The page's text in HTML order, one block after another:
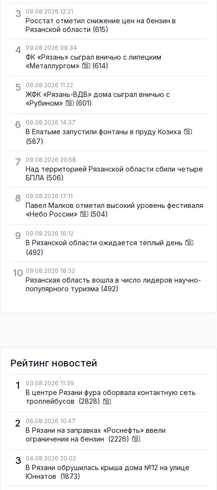
3 09.08.2026 12:21
Росстат отметил снижение цен на бензин в
Рязанской области (615)
4 09.08.2026 09:34
ФК «Рязань» сыграл вничью с липецким
«Металлургом»
(614)
5 09.08.2026 11:22
ЖФК «Рязань-ВДВ» дома сыграл вничью с
«Рубином»
(601)
6 09.08.2026 14:37
В Елатьме запустили фонтаны в пруду Козиха
(587)
7 09.08.2026 20:58
Над территорией Рязанской области сбили четыре
БПЛА (506)
8 09.08.2026 17:11
Павел Малков отметил высокий уровень фестиваля
«Небо России»
(504)
9 09.08.2026 16:12
В Рязанской области ожидается тёплый день
(492)
10 09.08.2026 18:32
Рязанская область вошла в число лидеров научно-
популярного туризма (492)
Рейтинг новостей
1
03.08.2026 11:39
В центре Рязани фура оборвала контактную сеть
троллейбусов (2828)
2 06.08.2026 10:47
В Рязани на заправках «Роснефть» ввели
ограничения на бензин (2226)
3 04.08.2026 20:02
В Рязани обрушилась крыша дома №12 на улице
Юннатов (1873)